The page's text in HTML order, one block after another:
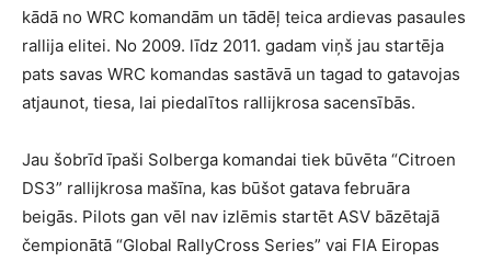
kādā no WRC komandām un tādēļ teica ardievas pasaules
rallija elitei. No 2009. līdz 2011. gadam viņš jau startēja
pats savas WRC komandas sastāvā un tagad to gatavojas
atjaunot, tiesa, lai piedalītos rallijkrosa sacensībās.
Jau šobrīd īpaši Solberga komandai tiek būvēta “Citroen
DS3” rallijkrosa mašīna, kas būšot gatava februāra
beigās. Pilots gan vēl nav izlēmis startēt ASV bāzētajā
čempionātā “Global RallyCross Series” vai FIA Eiropas